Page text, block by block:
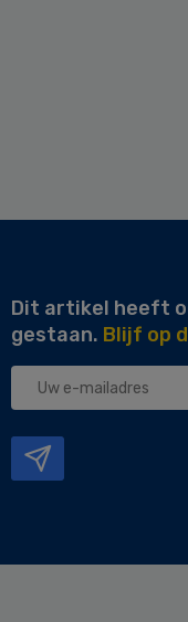
Dit artikel heeft
gestaan. Blijf op
Uw